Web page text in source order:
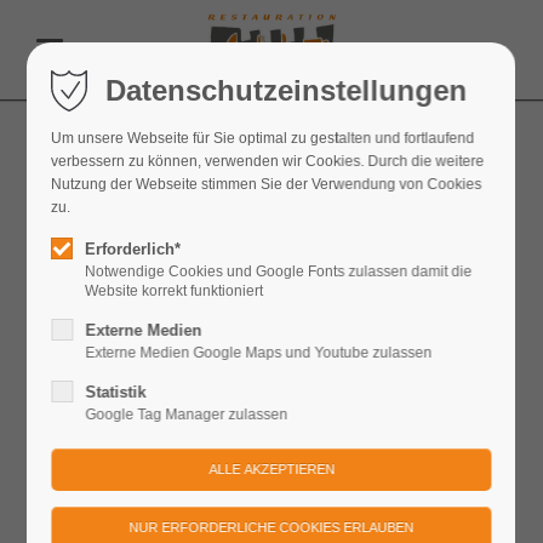
Datenschutzeinstellungen
Um unsere Webseite für Sie optimal zu gestalten und fortlaufend
verbessern zu können, verwenden wir Cookies. Durch die weitere
Nutzung der Webseite stimmen Sie der Verwendung von Cookies
zu.
Erforderlich*
Notwendige Cookies und Google Fonts zulassen damit die
Website korrekt funktioniert
Externe Medien
Externe Medien Google Maps und Youtube zulassen
Statistik
Google Tag Manager zulassen
Koch / Köchin (m/w/d)
Die Restauration Festung Königstein GmbH ist eine
Festung Königstein in der Sächsisch-Böhmischen
Schweiz mit jährlich mehr als 500.000 Gästen. Unser
Unternehmen bewirtschaftet neben der
Plateaugastronomie auch das historische
Erlebnisrestaurant „In den Kasematten“ mit insgesamt
500 Außensitzplätzen.
unsere urige Felsgaststätte „Rauenstein“ inmitten der
Sächsisch-Böhmischen Schweiz.
Zur Unterstützung unseres Teams suchen wir ab sofort